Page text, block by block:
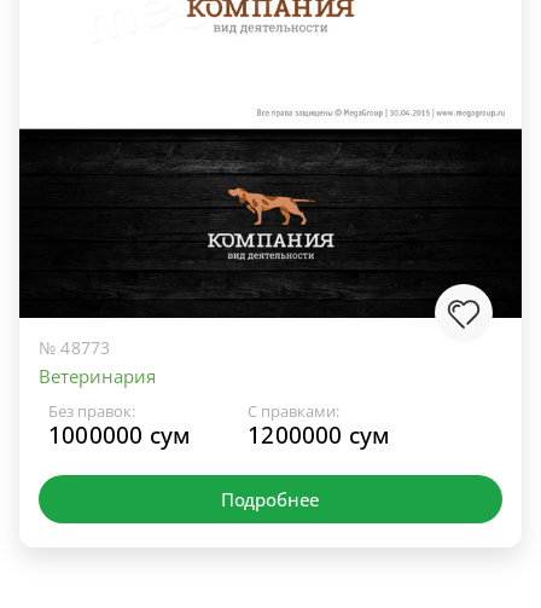
№ 48773
Ветеринария
Без правок:
1000000 сум
С правками:
1200000 сум
Подробнее